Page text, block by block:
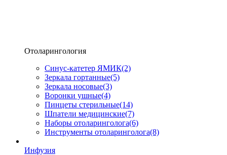
Отоларингология
Синус-катетер ЯМИК(2)
Зеркала гортанные(5)
Зеркала носовые(3)
Воронки ушные(4)
Пинцеты стерильные(14)
Шпатели медицинские(7)
Наборы отоларинголога(6)
Инструменты отоларинголога(8)
Инфузия